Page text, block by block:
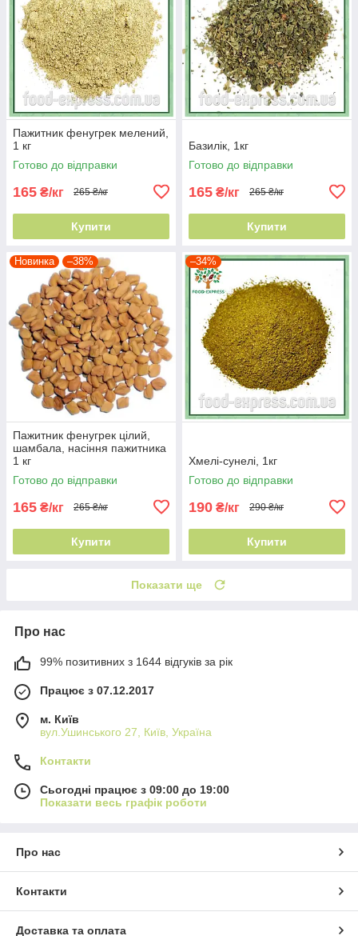
Пажитник фенугрек мелений,
1 кг
Готово до відправки
165 ₴/кг 265 ₴/кг
Купити
Базилік, 1кг
Готово до відправки
165 ₴/кг 265 ₴/кг
Купити
Новинка –38%
Пажитник фенугрек цілий,
шамбала, насіння пажитника
1 кг
Готово до відправки
165 ₴/кг 265 ₴/кг
Купити
–34%
Хмелі-сунелі, 1кг
Готово до відправки
190 ₴/кг 290 ₴/кг
Купити
Показати ще
Про нас
99% позитивних з 1644 відгуків за рік
Працює з 07.12.2017
м. Київ
вул.Ушинського 27, Київ, Україна
Контакти
Сьогодні працює з 09:00 до 19:00
Показати весь графік роботи
Про нас
Контакти
Доставка та оплата